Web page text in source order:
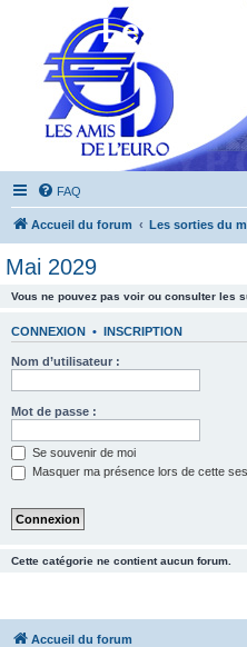
Les
FAQ
Accueil du forum Les sorties du
Mai 2029
Vous ne pouvez pas voir ou consulter les
CONNEXION • INSCRIPTION
Nom d’utilisateur :
Mot de passe :
Se souvenir de moi
Masquer ma présence lors de cette
Cette catégorie ne contient aucun forum.
Accueil du forum